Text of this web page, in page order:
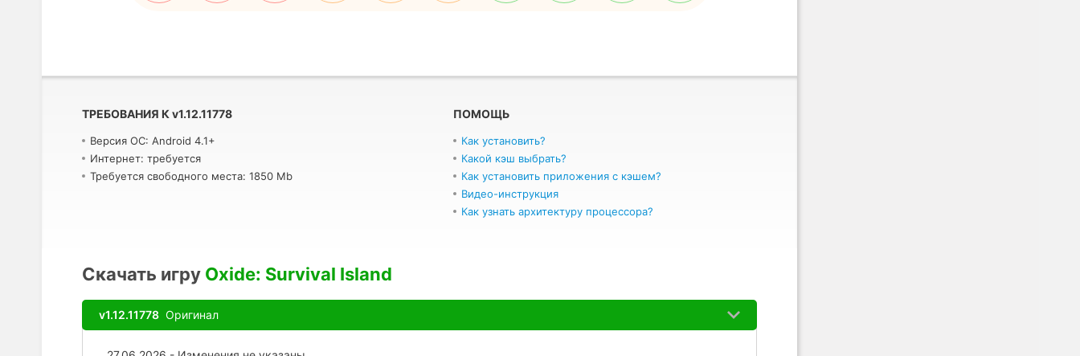
ТРЕБОВАНИЯ К v1.12.11778
Версия ОС: Android 4.1+
Интернет: требуется
Требуется свободного места: 1850 Mb
ПОМОЩЬ
Как установить?
Какой кэш выбрать?
Как установить приложения с кэшем?
Видео-инструкция
Как узнать архитектуру процессора?
Скачать игру Oxide: Survival Island
v1.12.11778 Оригинал